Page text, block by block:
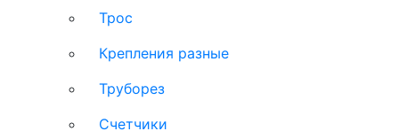
Трос
Крепления разные
Труборез
Счетчики